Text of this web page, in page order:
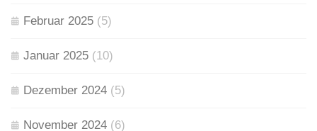
Februar 2025 (5)
Januar 2025 (10)
Dezember 2024 (5)
November 2024 (6)